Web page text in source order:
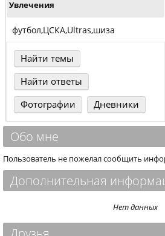
Увлечения
футбол,ЦСКА,Ultras,шиза
Найти темы
Найти ответы
Фотографии
Дневники
Обо мне
Пользователь не пожелал сообщить
Дополнительная
Нет данных